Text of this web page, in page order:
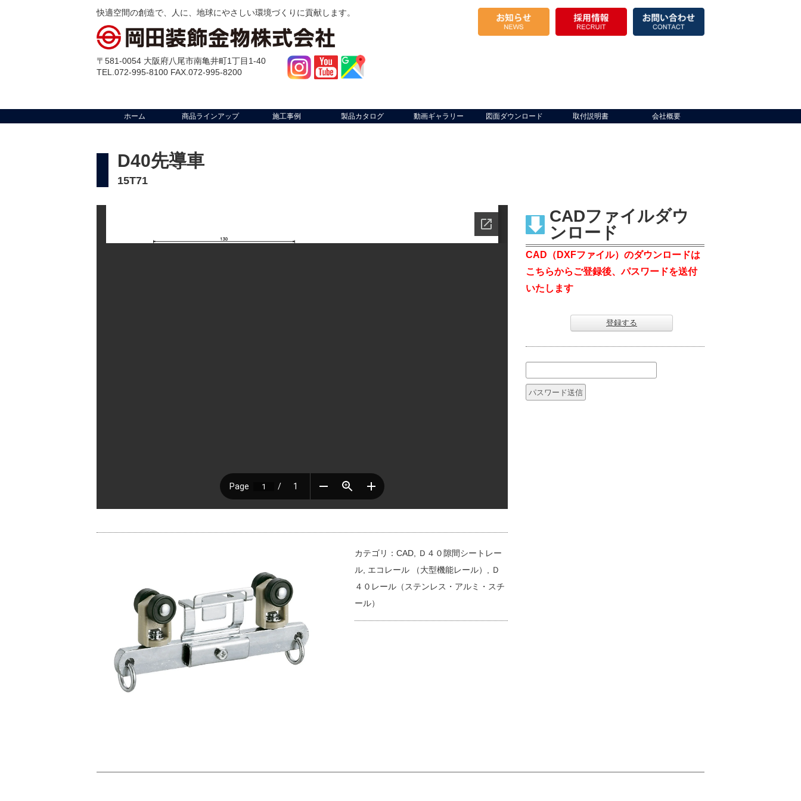
快適空間の創造で、人に、地球にやさしい環境づくりに貢献します。
〒581-0054 大阪府八尾市南亀井町1丁目1-40
TEL.072-995-8100 FAX.072-995-8200
ホーム 商品ラインアップ 施工事例 製品カタログ 動画ギャラリー 図面ダウンロード 取付説明書 会社概要
D40先導車
15T71
カテゴリ： CAD,
Ｄ４０隙間シートレー
ル, エコレール （大型機能レール）
Ｄ
４０レール（ステンレス・アルミ・スチ
ール）
CADファイルダウ
ンロード
CAD（DXFファイル）のダウンロードは
こちらからご登録後、パスワードを送付
いたします
登録する